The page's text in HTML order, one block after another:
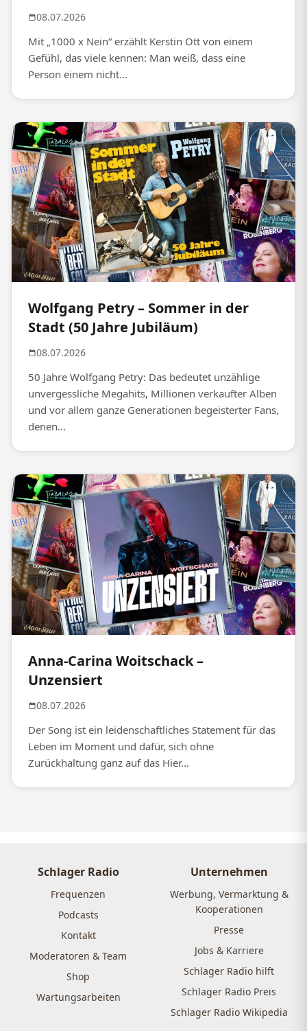
08.07.2026
Mit „1000 x Nein“ erzählt Kerstin Ott von einem
Gefühl, das viele kennen: Man weiß, dass eine
Person einem nicht...
Wolfgang Petry – Sommer in der
Stadt (50 Jahre Jubiläum)
08.07.2026
50 Jahre Wolfgang Petry: Das bedeutet unzählige
unvergessliche Megahits, Millionen verkaufter Alben
und vor allem ganze Generationen begeisterter Fans,
denen...
Anna-Carina Woitschack –
Unzensiert
08.07.2026
Der Song ist ein leidenschaftliches Statement für das
Leben im Moment und dafür, sich ohne
Zurückhaltung ganz auf das Hier...
Schlager Radio
Frequenzen
Podcasts
Kontakt
Moderatoren & Team
Shop
Wartungsarbeiten
Unternehmen
Werbung, Vermarktung &
Kooperationen
Presse
Jobs & Karriere
Schlager Radio hilft
Schlager Radio Preis
Schlager Radio Wikipedia